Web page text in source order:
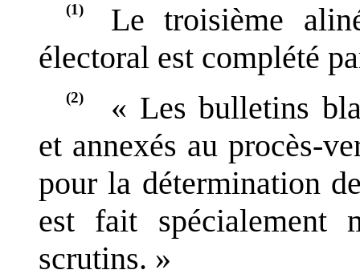
(1)
Le troisième
électoral est complété
(2) « Les bulletins
et annexés au procès-
pour la détermination
est fait spécialement
scrutins. »